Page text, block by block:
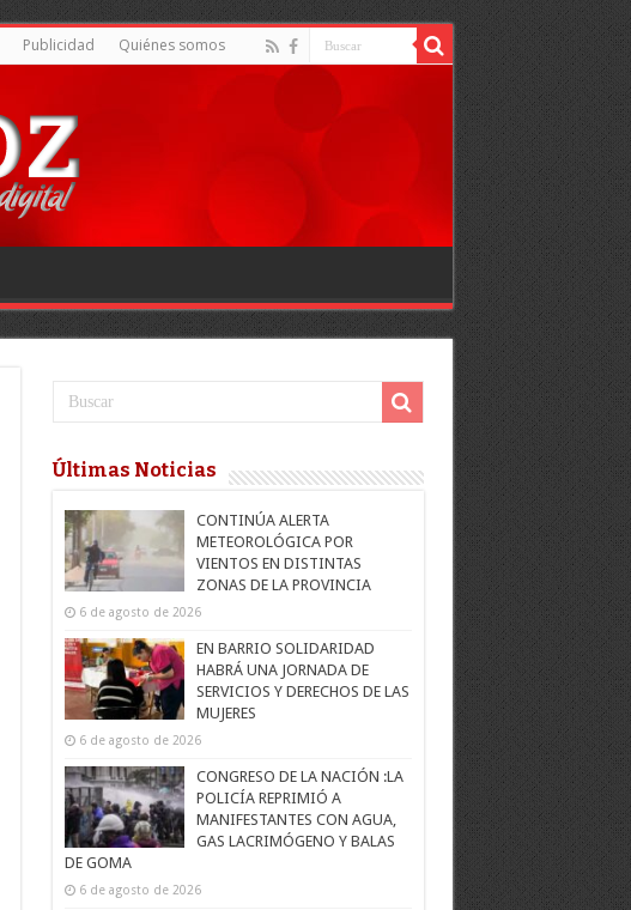
Publicidad Quiénes somos
Últimas Noticias
CONTINÚA ALERTA
METEOROLÓGICA POR
VIENTOS EN DISTINTAS
ZONAS DE LA PROVINCIA
6 de agosto de 2026
EN BARRIO SOLIDARIDAD
HABRÁ UNA JORNADA DE
SERVICIOS Y DERECHOS DE LAS
MUJERES
6 de agosto de 2026
CONGRESO DE LA NACIÓN :LA
POLICÍA REPRIMIÓ A
MANIFESTANTES CON AGUA,
GAS LACRIMÓGENO Y BALAS
DE GOMA
6 de agosto de 2026